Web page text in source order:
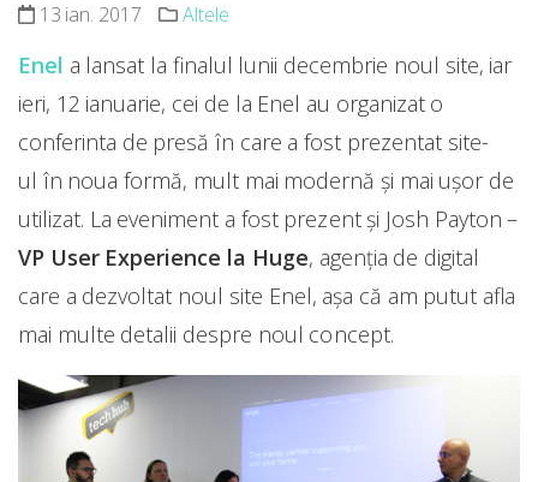
13 ian. 2017 Altele
Enel a lansat la finalul lunii decembrie noul site, iar
ieri, 12 ianuarie, cei de la Enel au organizat o
conferinta de presă în care a fost prezentat site-
ul în noua formă, mult mai modernă și mai ușor de
utilizat. La eveniment a fost prezent și Josh Payton –
VP User Experience la Huge, agenția de digital
care a dezvoltat noul site Enel, așa că am putut afla
mai multe detalii despre noul concept.